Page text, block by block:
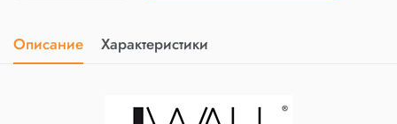
Описание Характеристики